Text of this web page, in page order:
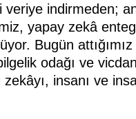
veriye indirmeden;
yapay zekâ
Bugün
odağı ve
insanı ve